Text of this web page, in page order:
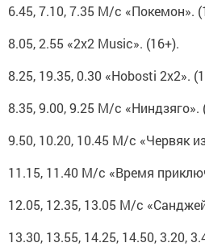
6.45, 7.10, 7.35 М/с «Покемон».
8.05, 2.55 «2x2 Music». (16+).
8.25, 19.35, 0.30 «Hobosti 2x2».
8.35, 9.00, 9.25 М/с «Ниндзяго».
9.50, 10.20, 10.45 М/с «Червяк
11.15, 11.40 М/с «Время
12.05, 12.35, 13.05 М/с
13.30, 13.55, 14.25, 14.50, 3.20,